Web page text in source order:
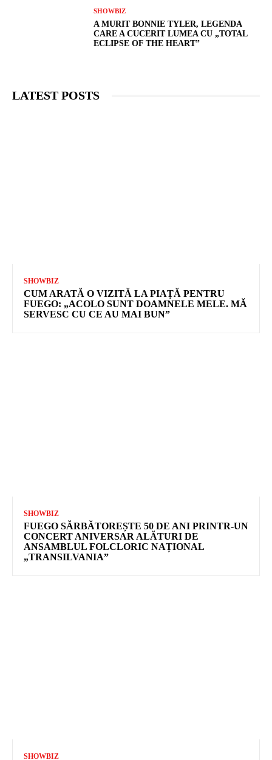
SHOWBIZ
A MURIT BONNIE TYLER, LEGENDA
CARE A CUCERIT LUMEA CU „TOTAL
ECLIPSE OF THE HEART”
LATEST POSTS
SHOWBIZ
CUM ARATĂ O VIZITĂ LA PIAȚĂ PENTRU
FUEGO: „ACOLO SUNT DOAMNELE MELE. MĂ
SERVESC CU CE AU MAI BUN”
SHOWBIZ
FUEGO SĂRBĂTOREȘTE 50 DE ANI PRINTR-UN
CONCERT ANIVERSAR ALĂTURI DE
ANSAMBLUL FOLCLORIC NAȚIONAL
„TRANSILVANIA”
SHOWBIZ